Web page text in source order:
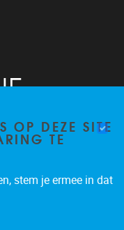
OP DEZE SITE
TE
stem je ermee in dat